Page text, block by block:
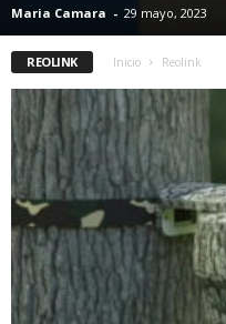
Maria Camara - 29 mayo, 2023
REOLINK Inicio Reolink